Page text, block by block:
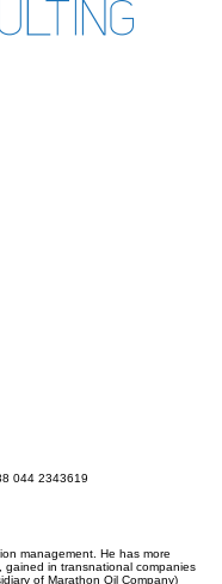
044 2343619
management. He has more
gained in transnational companies
of Marathon Oil Company)